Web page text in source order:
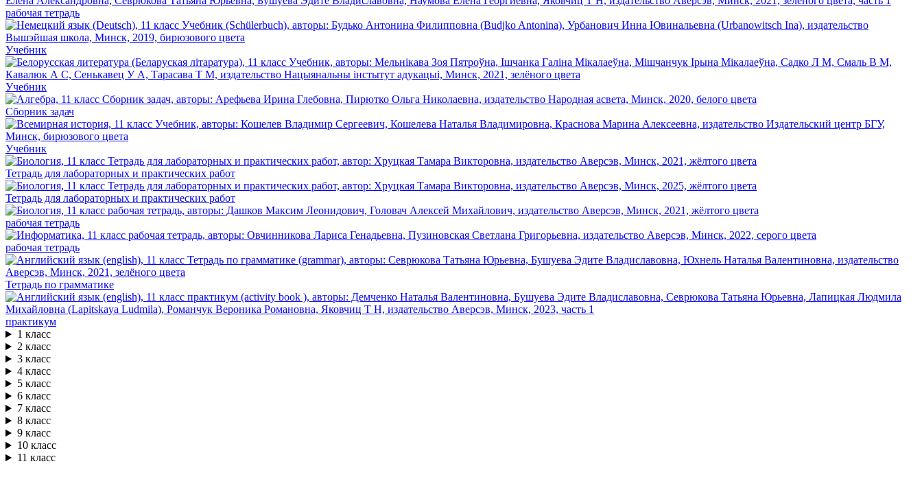
рабочая тетрадь
Учебник
Учебник
Сборник задач
Учебник
Тетрадь для лабораторных и практических работ
Тетрадь для лабораторных и практических работ
рабочая тетрадь
рабочая тетрадь
Тетрадь по грамматике
практикум
1 класс
2 класс
3 класс
4 класс
5 класс
6 класс
7 класс
8 класс
9 класс
10 класс
11 класс